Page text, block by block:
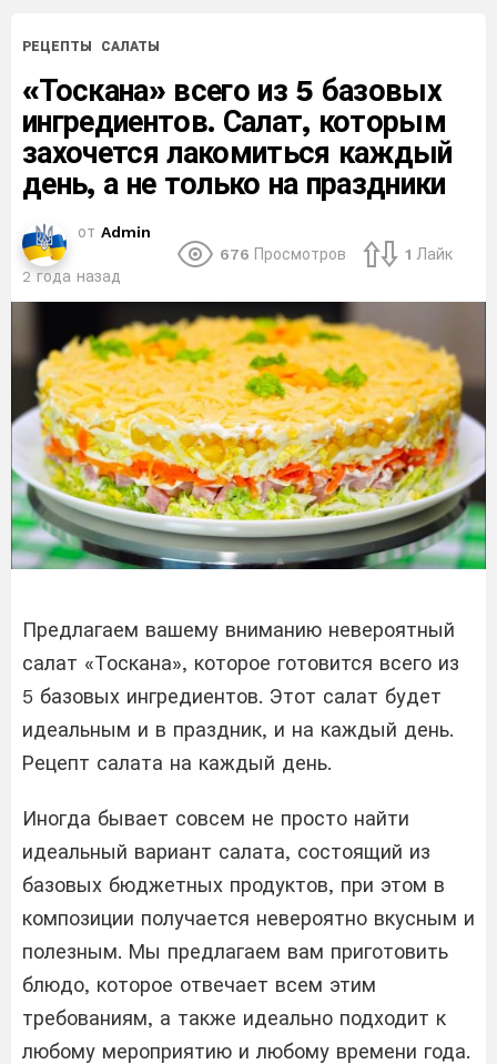
РЕЦЕПТЫ САЛАТЫ
«Тоскана» всего из 5 базовых
ингредиентов. Салат, которым
захочется лакомиться каждый
день, а не только на праздники
от Admin
2 года назад
676 Просмотров 1 Лайк
Предлагаем вашему вниманию невероятный
салат «Тоскана», которое готовится всего из
5 базовых ингредиентов. Этот салат будет
идеальным и в праздник, и на каждый день.
Рецепт салата на каждый день.
Иногда бывает совсем не просто найти
идеальный вариант салата, состоящий из
базовых бюджетных продуктов, при этом в
композиции получается невероятно вкусным и
полезным. Мы предлагаем вам приготовить
блюдо, которое отвечает всем этим
требованиям, а также идеально подходит к
любому мероприятию и любому времени года.